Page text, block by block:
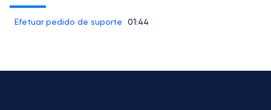
Efetuar pedido de suporte 01:44